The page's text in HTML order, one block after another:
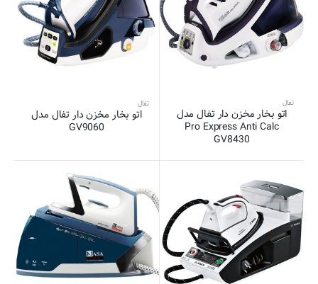
تفال
اتو بخار مخزن دار تفال مدل
Pro Express Anti Calc
GV8430
تفال
اتو بخار مخزن دار تفال مدل
GV9060